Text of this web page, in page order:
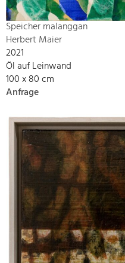
Speicher malanggan
Herbert Maier
2021
Öl auf Leinwand
100 x 80 cm
Anfrage